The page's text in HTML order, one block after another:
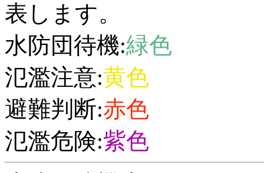
表します。
水防団待機:緑色
氾濫注意:黄色
避難判断:赤色
氾濫危険:紫色